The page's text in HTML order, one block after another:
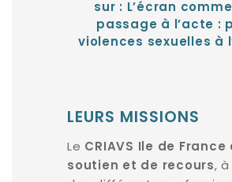
sur :
L’écran
passage à l’acte :
violences sexuelles à
LEURS MISSIONS
Le CRIAVS Ile de
soutien et de recours,